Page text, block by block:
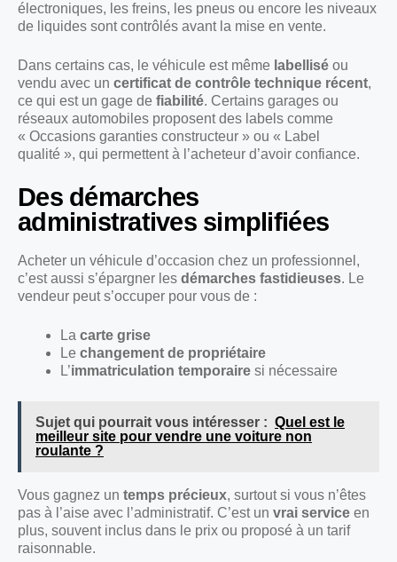
électroniques, les freins, les pneus ou encore les niveaux
de liquides sont contrôlés avant la mise en vente.
Dans certains cas, le véhicule est même labellisé ou
vendu avec un certificat de contrôle technique récent,
ce qui est un gage de fiabilité. Certains garages ou
réseaux automobiles proposent des labels comme
« Occasions garanties constructeur » ou « Label
qualité », qui permettent à l’acheteur d’avoir confiance.
Des démarches
administratives simplifiées
Acheter un véhicule d’occasion chez un professionnel,
c’est aussi s’épargner les démarches fastidieuses. Le
vendeur peut s’occuper pour vous de :
La carte grise
Le changement de propriétaire
L’immatriculation temporaire si nécessaire
Sujet qui pourrait vous intéresser : Quel est le
meilleur site pour vendre une voiture non
roulante ?
Vous gagnez un temps précieux, surtout si vous n’êtes
pas à l’aise avec l’administratif. C’est un vrai service en
plus, souvent inclus dans le prix ou proposé à un tarif
raisonnable.